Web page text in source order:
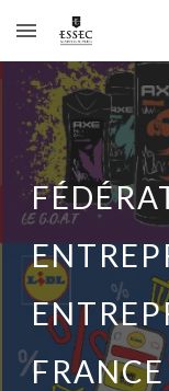
Skip to main content
FRANCE